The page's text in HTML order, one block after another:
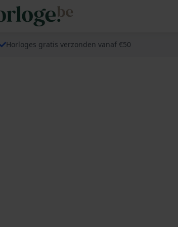
Horloges gratis verzonden vanaf €50